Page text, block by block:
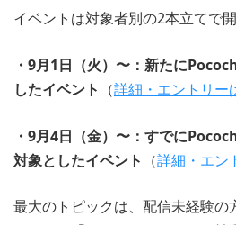
イベントは対象者別の2本立てで開
・9月1日（火）〜：新たに
したイベント （詳細・エントリー
・9月4日（金）〜：すでに
対象としたイベント （詳細・エン
最大のトピックは、配信未経験の